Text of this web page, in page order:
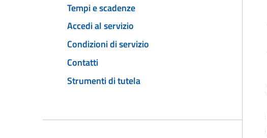
Tempi e scadenze
Accedi al servizio
Condizioni di servizio
Contatti
Strumenti di tutela